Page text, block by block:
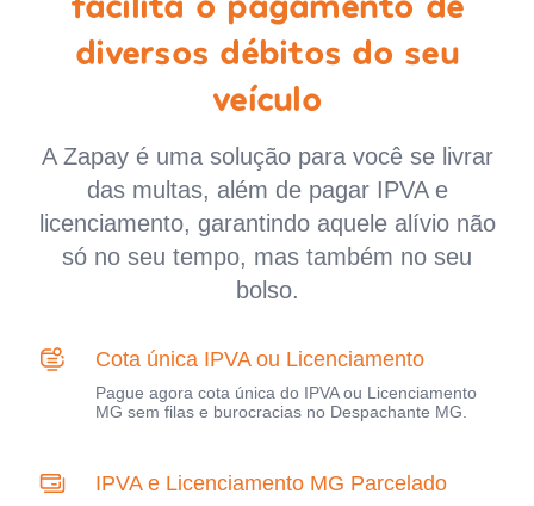
diversos débitos do seu
veículo
A Zapay é uma solução para você se livrar
das multas, além de pagar IPVA e
licenciamento, garantindo aquele alívio não
só no seu tempo, mas também no seu
bolso.
Cota única IPVA ou Licenciamento
Pague agora cota única do IPVA ou Licenciamento
MG sem filas e burocracias no Despachante MG.
IPVA e Licenciamento MG Parcelado